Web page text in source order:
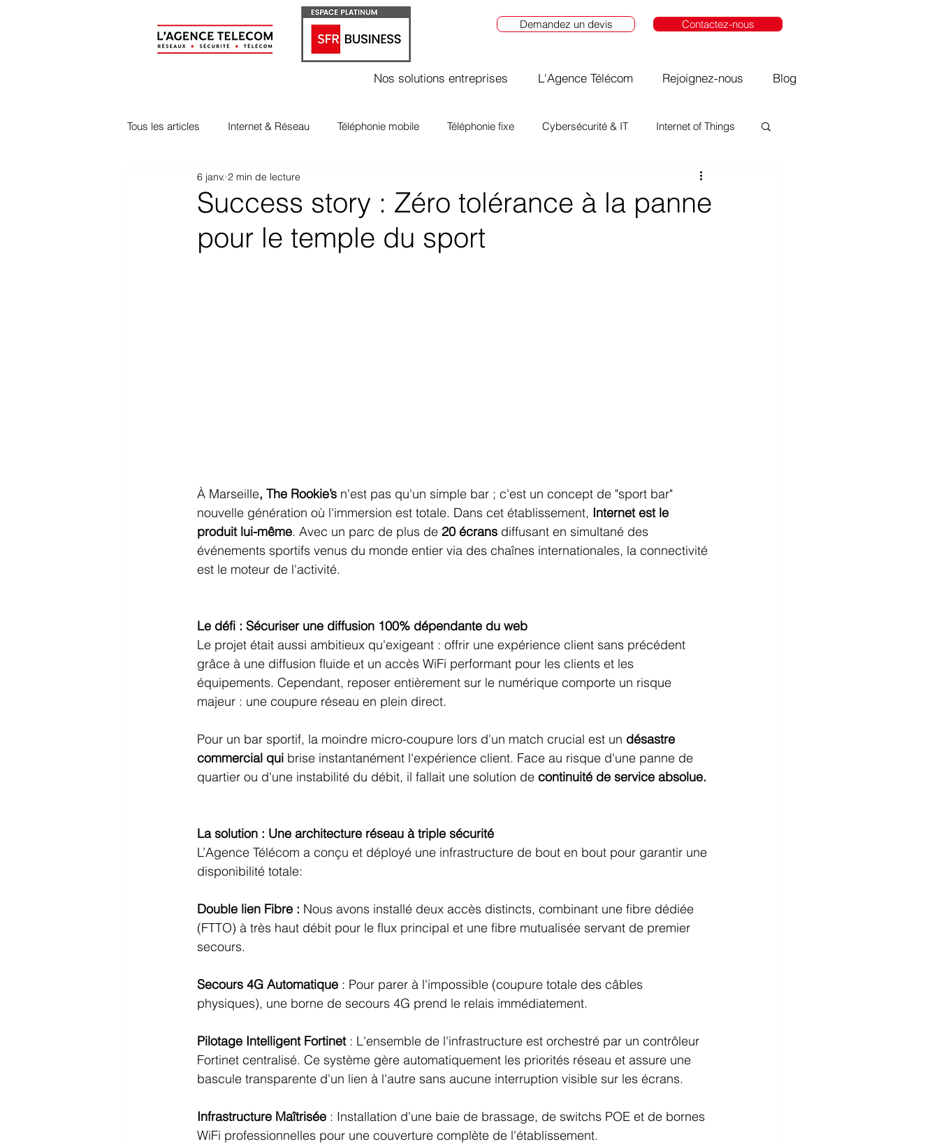
Demandez un devis Contactez-nous
Nos solutions entreprises L'Agence Télécom Rejoignez-nous Blog
Tous les articles Internet & Réseau Téléphonie mobile Téléphonie fixe Cybersécurité & IT Internet of Things
Evénements & Vie Interne
Success story : Zéro tolérance à la panne
pour le temple du sport
6 janv. 2 min de lecture
À Marseille, The Rookie’s n'est pas qu'un simple bar ; c'est un concept de "sport bar"
nouvelle génération où l'immersion est totale. Dans cet établissement, Internet est le
produit lui-même. Avec un parc de plus de 20 écrans diffusant en simultané des
événements sportifs venus du monde entier via des chaînes internationales, la connectivité
est le moteur de l'activité.
Le défi : Sécuriser une diffusion 100% dépendante du web
Le projet était aussi ambitieux qu'exigeant : offrir une expérience client sans précédent
grâce à une diffusion fluide et un accès WiFi performant pour les clients et les
équipements. Cependant, reposer entièrement sur le numérique comporte un risque
majeur : une coupure réseau en plein direct.
Pour un bar sportif, la moindre micro-coupure lors d'un match crucial est un désastre
commercial qui brise instantanément l'expérience client. Face au risque d'une panne de
quartier ou d'une instabilité du débit, il fallait une solution de continuité de service absolue.
La solution : Une architecture réseau à triple sécurité
L’Agence Télécom a conçu et déployé une infrastructure de bout en bout pour garantir une
disponibilité totale:
Double lien Fibre : Nous avons installé deux accès distincts, combinant une fibre dédiée
(FTTO) à très haut débit pour le flux principal et une fibre mutualisée servant de premier
secours.
Secours 4G Automatique : Pour parer à l'impossible (coupure totale des câbles
physiques), une borne de secours 4G prend le relais immédiatement.
Pilotage Intelligent Fortinet : L'ensemble de l'infrastructure est orchestré par un contrôleur
Fortinet centralisé. Ce système gère automatiquement les priorités réseau et assure une
bascule transparente d'un lien à l'autre sans aucune interruption visible sur les écrans.
Infrastructure Maîtrisée : Installation d'une baie de brassage, de switchs POE et de bornes
WiFi professionnelles pour une couverture complète de l'établissement.